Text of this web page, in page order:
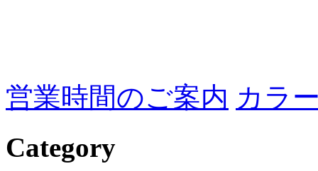
営業時間のご案内 カラ
Category